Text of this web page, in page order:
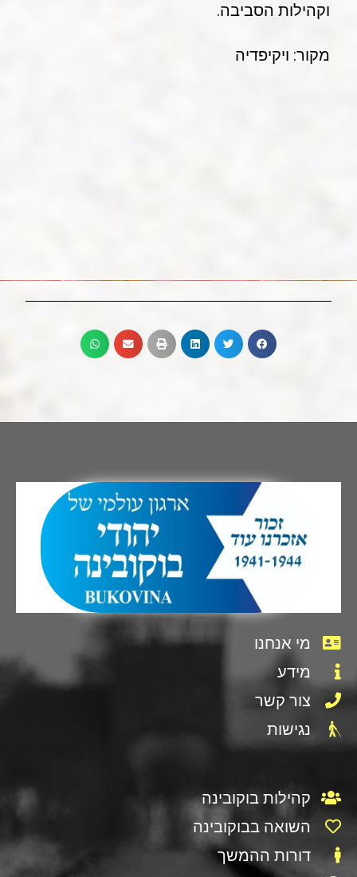
וקהילות הסביבה.
מקור: ויקיפדיה
מי אנחנו
מידע
צור קשר
נגישות
קהילות בוקובינה
השואה בבוקובינה
דורות ההמשך